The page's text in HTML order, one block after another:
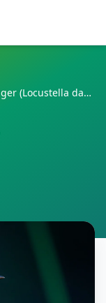
Davids Grassänger (Locustella davidi)